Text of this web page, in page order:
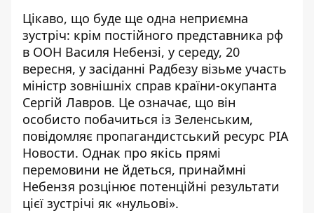
Цікаво, що буде ще одна неприємна
зустріч: крім постійного представника рф
в ООН Василя Небензі, у середу, 20
вересня, у засіданні Радбезу візьме участь
міністр зовнішніх справ країни-окупанта
Сергій Лавров. Це означає, що він
особисто побачиться із Зеленським,
повідомляє пропагандистський ресурс РІА
Новости. Однак про якісь прямі
перемовини не йдеться, принаймні
Небензя розцінює потенційні результати
цієї зустрічі як «нульові».